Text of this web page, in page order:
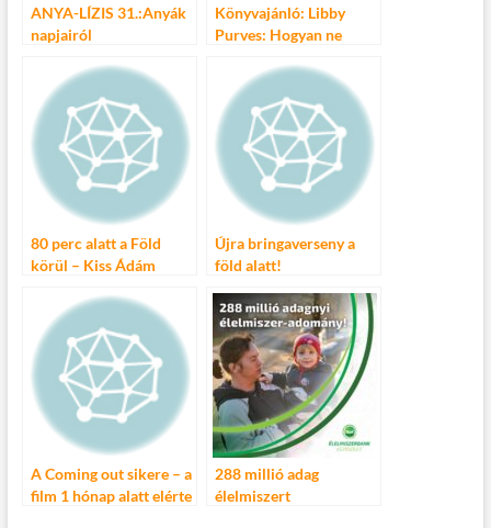
ANYA-LÍZIS 31.:Anyák
napjairól
Könyvajánló: Libby
Purves: Hogyan ne
anyák?
80 perc alatt a Föld
körül – Kiss Ádám
Újra bringaverseny a
föld alatt!
A Coming out sikere – a
film 1 hónap alatt elérte
288 millió adag
élelmiszert